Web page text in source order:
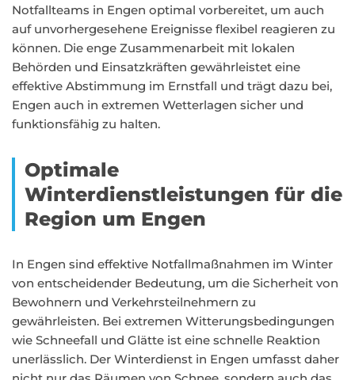
Notfallteams in Engen optimal vorbereitet, um auch
auf unvorhergesehene Ereignisse flexibel reagieren zu
können. Die enge Zusammenarbeit mit lokalen
Behörden und Einsatzkräften gewährleistet eine
effektive Abstimmung im Ernstfall und trägt dazu bei,
Engen auch in extremen Wetterlagen sicher und
funktionsfähig zu halten.
Optimale
Winterdienstleistungen für die
Region um Engen
In Engen sind effektive Notfallmaßnahmen im Winter
von entscheidender Bedeutung, um die Sicherheit von
Bewohnern und Verkehrsteilnehmern zu
gewährleisten. Bei extremen Witterungsbedingungen
wie Schneefall und Glätte ist eine schnelle Reaktion
unerlässlich. Der Winterdienst in Engen umfasst daher